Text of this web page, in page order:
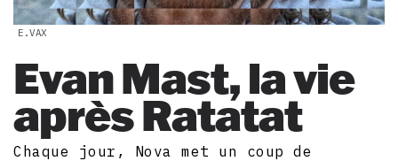
E.VAX
Evan Mast, la vie
après Ratatat
Chaque jour, Nova met un coup de